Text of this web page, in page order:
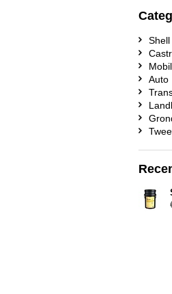
Shell
Mobil
Auto